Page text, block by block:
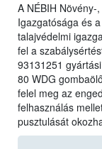
A NÉBIH
Igazgatósága és
talajvédelmi
fel a
93131251
80 WDG
felel meg az
felhasználás
pusztulását